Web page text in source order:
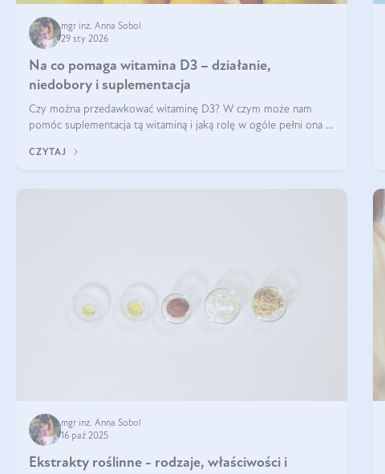
mgr inż. Anna Sobol
29 sty 2026
Na co pomaga witamina D3 – działanie,
niedobory i suplementacja
Czy można przedawkować witaminę D3? W czym może nam
pomóc suplementacja tą witaminą i jaką rolę w ogóle pełni ona w
zalecane jest jesienią i zimą, ale czy wiesz, dlaczego warto to
CZYTAJ
mgr inż. Anna Sobol
16 paź 2025
Ekstrakty roślinne - rodzaje, właściwości i